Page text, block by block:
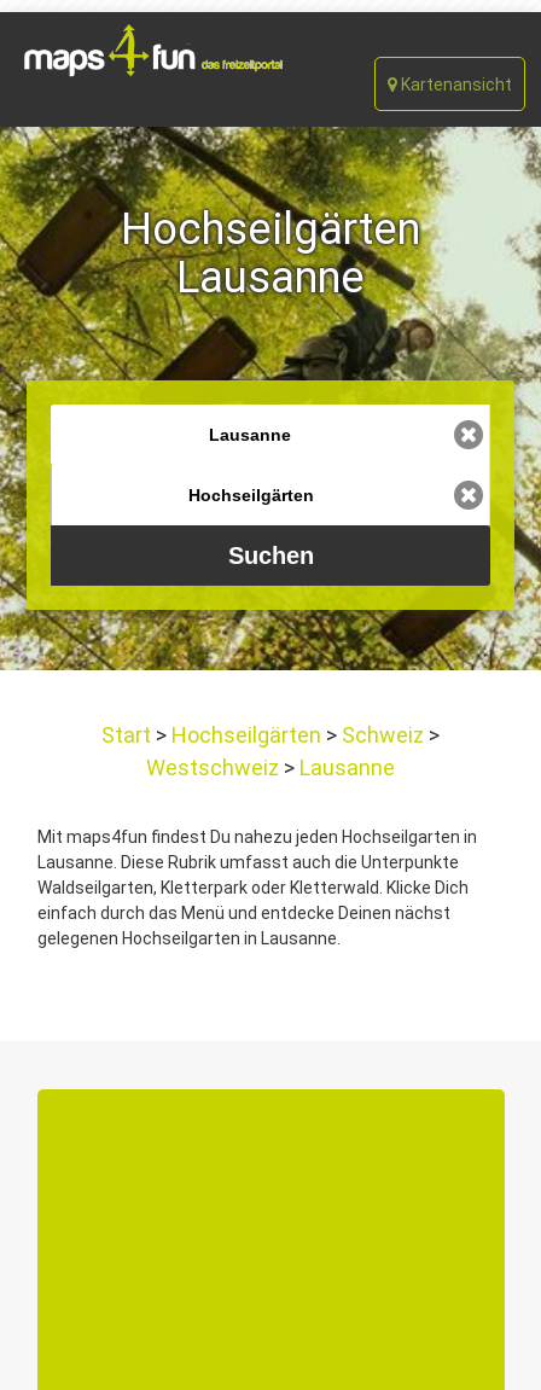
Kartenansicht
Hochseilgärten
Lausanne
Start Hochseilgärten
Schweiz
Westschweiz
Lausanne
Mit maps4fun findest Du nahezu jeden Hochseilgarten in
Lausanne. Diese Rubrik umfasst auch die Unterpunkte
Waldseilgarten, Kletterpark oder Kletterwald. Klicke Dich
einfach durch das Menü und entdecke Deinen nächst
gelegenen Hochseilgarten in Lausanne.